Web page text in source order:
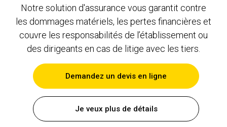
Notre solution d'assurance vous garantit contre
les dommages matériels, les pertes financières et
couvre les responsabilités de l’établissement ou
des dirigeants en cas de litige avec les tiers.
Demandez un devis en ligne
Je veux plus de détails